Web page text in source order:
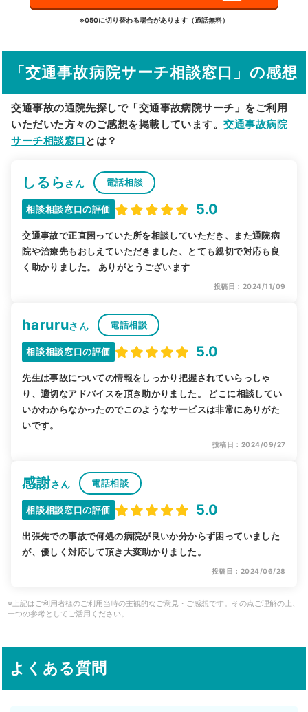
詳細条件で絞り込む
駅から探す 院名から探す
※050に切り替わる場合があります（通話無料）
「交通事故病院サーチ相談窓口」の感想
交通事故の通院先探しで「交通事故病院サーチ」をご利用
いただいた方々のご感想を掲載しています。交通事故病院
サーチ相談窓口 とは？
しるらさん 電話相談
相談相談窓口の評価 5.0
交通事故で正直困っていた所を相談していただき、また通院病
院や治療先もおしえていただきました、とても親切で対応も良
く助かりました。 ありがとうございます
投稿日：2024/11/09
haruruさん 電話相談
相談相談窓口の評価 5.0
先生は事故についての情報をしっかり把握されていらっしゃ
り、適切なアドバイスを頂き助かりました。 どこに相談してい
いかわからなかったのでこのようなサービスは非常にありがた
いです。
投稿日：2024/09/27
感謝さん 電話相談
相談相談窓口の評価 5.0
出張先での事故で何処の病院が良いか分からず困っていました
が、優しく対応して頂き大変助かりました。
投稿日：2024/06/28
※上記はご利用者様のご利用当時の主観的なご意見・ご感想です。その点ご理解の上、
一つの参考としてご活用ください。
よくある質問